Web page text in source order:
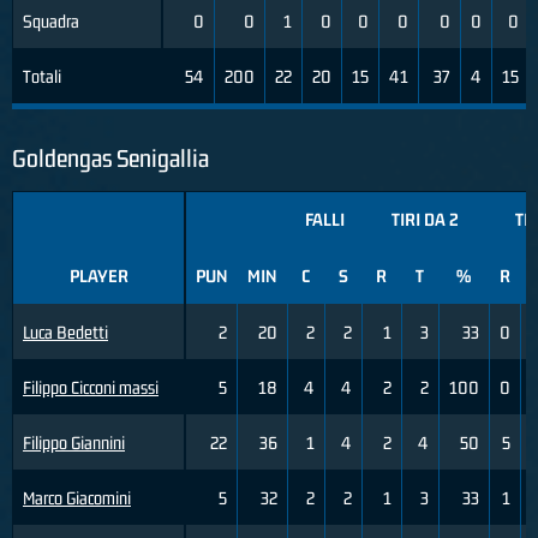
Squadra
Totali
0 0 1 0 0 0 0 0 0
54 200 22 20 15 41 37 4 15
Goldengas Senigallia
PLAYER
Luca Bedetti
Filippo Cicconi massi
Filippo Giannini
Marco Giacomini
FALLI TIRI DA 2
PUN MIN C S R T % R
2 20 2 2 1 3 33 0
5 18 4 4 2 2 100 0
22 36 1 4 2 4 50 5
5 32 2 2 1 3 33 1